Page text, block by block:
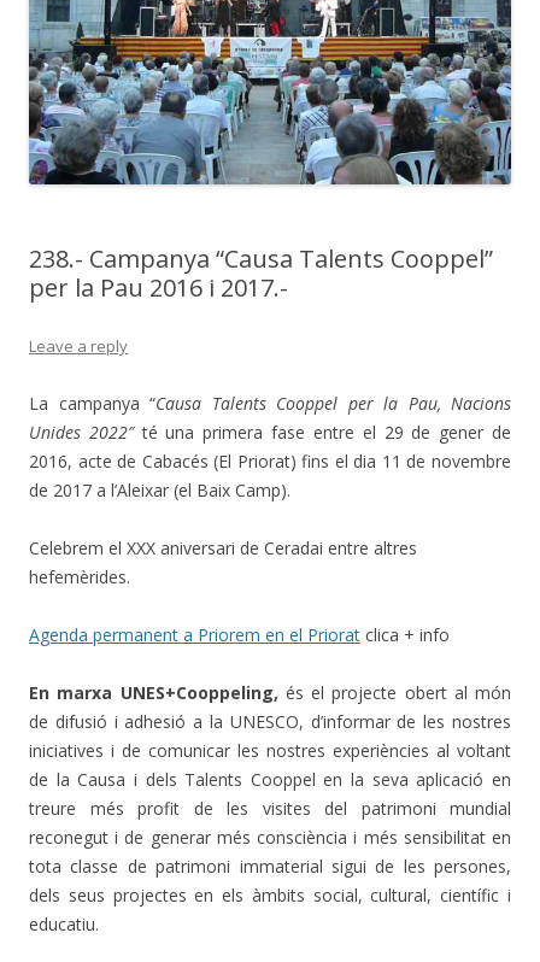
238.- Campanya “Causa Talents Cooppel”
per la Pau 2016 i 2017.-
Leave a reply
La campanya “Causa Talents Cooppel per la Pau, Nacions
Unides 2022″té una primera fase entre el 29 de gener de
2016, acte de Cabacés (El Priorat) fins el dia 11 de novembre
de 2017 a l’Aleixar (el Baix Camp).
Celebrem el XXX aniversari de Ceradai entre altres
hefemèrides.
Agenda permanent a Priorem en el Priorat clica + info
En marxa UNES+Cooppeling, és el projecte obert al món
de difusió i adhesió a la UNESCO, d’informar de les nostres
iniciatives i de comunicar les nostres experiències al voltant
de la Causa i dels Talents Cooppel en la seva aplicació en
treure més profit de les visites del patrimoni mundial
reconegut i de generar més consciència i més sensibilitat en
tota classe de patrimoni immaterial sigui de les persones,
dels seus projectes en els àmbits social, cultural, científic i
educatiu.